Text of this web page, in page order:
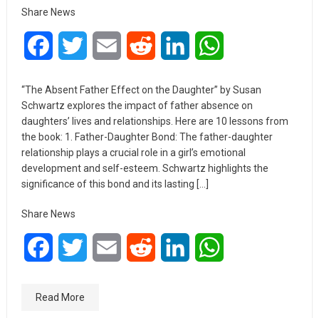
Share News
FacebookTwitter Email Reddit LinkedIn
“The Absent Father Effect on the Daughter” by Susan
Schwartz explores the impact of father absence on
daughters’ lives and relationships. Here are 10 lessons from
the book: 1. Father-Daughter Bond: The father-daughter
relationship plays a crucial role in a girl’s emotional
development and self-esteem. Schwartz highlights the
significance of this bond and its lasting […]
Share News
FacebookTwitter Email Reddit LinkedIn
Read More